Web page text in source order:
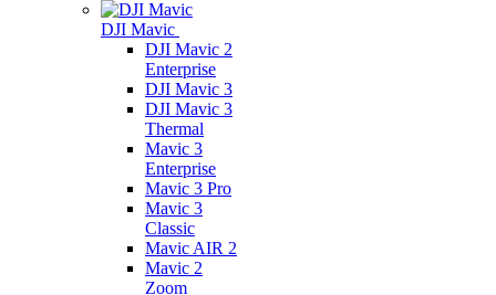
DJI Mavic
DJI Mavic 2
Enterprise
DJI Mavic 3
DJI Mavic 3
Thermal
Mavic 3
Enterprise
Mavic 3 Pro
Mavic 3
Сlassic
Mavic AIR 2
Mavic 2
Zoom